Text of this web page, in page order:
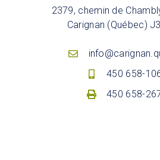
2379, chemin de
Carignan (Québec)
450 658-
450 658-